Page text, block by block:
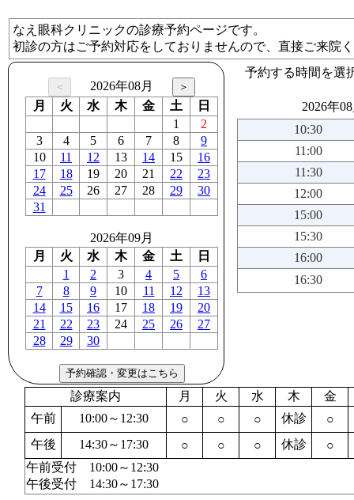
なえ眼科クリニックの診療予約ページです。
初診の方はご予約対応をしておりませんので、直接ご来院
2026年08月
月
火 水 木 金 土
日
1
2
3
4 5 6 7 8
9
10
11 12 13 14 15
16
17
18 19 20 21 22
23
24
25 26 27 28 29
30
31
2026年09月
月
火 水 木 金 土
日
1
2 3 4 5
6
7
8 9 10 11 12
13
14
15 16 17 18 19
20
21
22 23 24 25 26
27
28
29 30
予約する時間を選
2026年
10:30
11:00
11:30
12:00
15:00
15:30
16:00
16:30
診療案内 月 火 水 木
金
午前
10:00～12:30 ○ ○ ○ 休診
○
午後
14:30～17:30 ○ ○ ○ 休診
○
午前受付 10:00～12:30
午後受付 14:30～17:30